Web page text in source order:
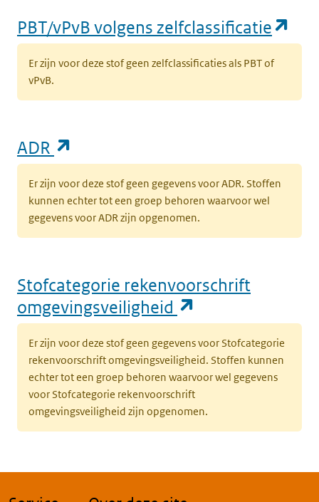
PBT/vPvB volgens zelfclassificatie
Er zijn voor deze stof geen zelfclassificaties als PBT of
vPvB.
ADR
Er zijn voor deze stof geen gegevens voor ADR. Stoffen
kunnen echter tot een groep behoren waarvoor wel
gegevens voor ADR zijn opgenomen.
Stofcategorie rekenvoorschrift
omgevingsveiligheid
Er zijn voor deze stof geen gegevens voor Stofcategorie
rekenvoorschrift omgevingsveiligheid. Stoffen kunnen
echter tot een groep behoren waarvoor wel gegevens
voor Stofcategorie rekenvoorschrift
omgevingsveiligheid zijn opgenomen.